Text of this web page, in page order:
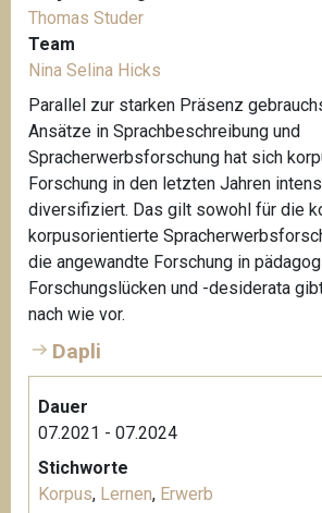
Thomas Studer
Team
Nina Selina Hicks
Parallel zur starken Präsenz
Ansätze in Sprachbeschreibung und
Spracherwerbsforschung hat sich
Forschung in den letzten Jahren
diversifiziert. Das gilt sowohl für die
korpusorientierte
die angewandte Forschung in
Forschungslücken und -desiderata
nach wie vor.
Dapli
Dauer
07.2021 - 07.2024
Stichworte
Korpus, Lernen, Erwerb